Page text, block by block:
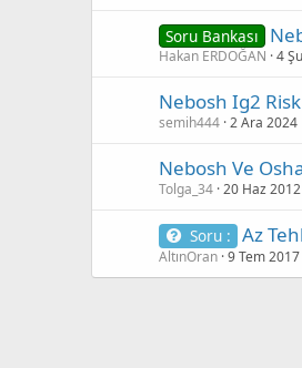
Soru Bankası
Hakan ERDOĞAN 4
Nebosh Ig2
semih444 2 Ara 2024
Nebosh Ve
Tolga_34 20 Haz 2012
Soru : Az
AltınOran 9 Tem 2017